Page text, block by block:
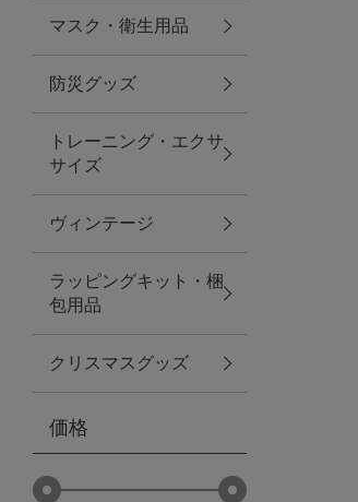
スマホケース・アクセサリー
ポーチ
ステーショナリー
その他
紅茶・フード
マスク・衛生用品
防災グッズ
トレーニング・エクサ
サイズ
ヴィンテージ
ラッピングキット・梱
包用品
クリスマスグッズ
価格